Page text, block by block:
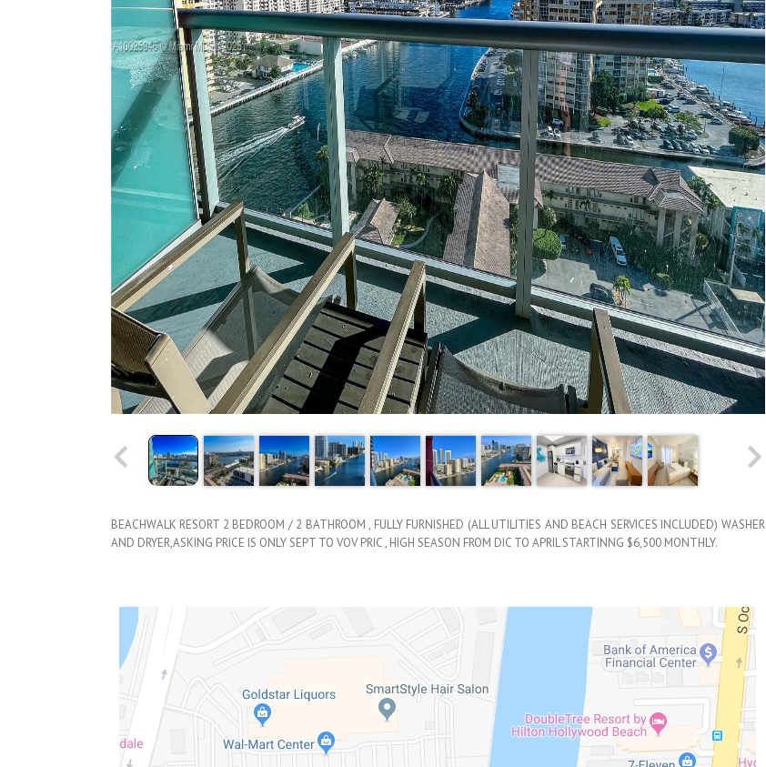
BEACHWALK RESORT 2 BEDROOM / 2 BATHROOM , FULLY FURNISHED (ALL UTILITIES AND BEACH SERVICES INCLUDED) WASHER
AND DRYER,ASKING PRICE IS ONLY SEPT TO VOV PRIC , HIGH SEASON FROM DIC TO APRIL STARTINNG $6,500 MONTHLY.